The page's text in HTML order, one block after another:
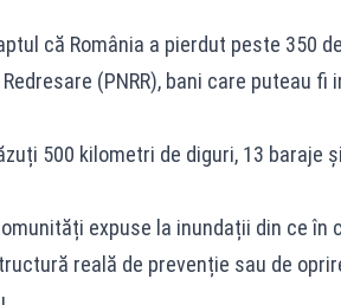
că România a pierdut peste 350
(PNRR), bani care puteau
500 kilometri de diguri, 13 baraje
expuse la inundații din ce în
reală de prevenție sau de